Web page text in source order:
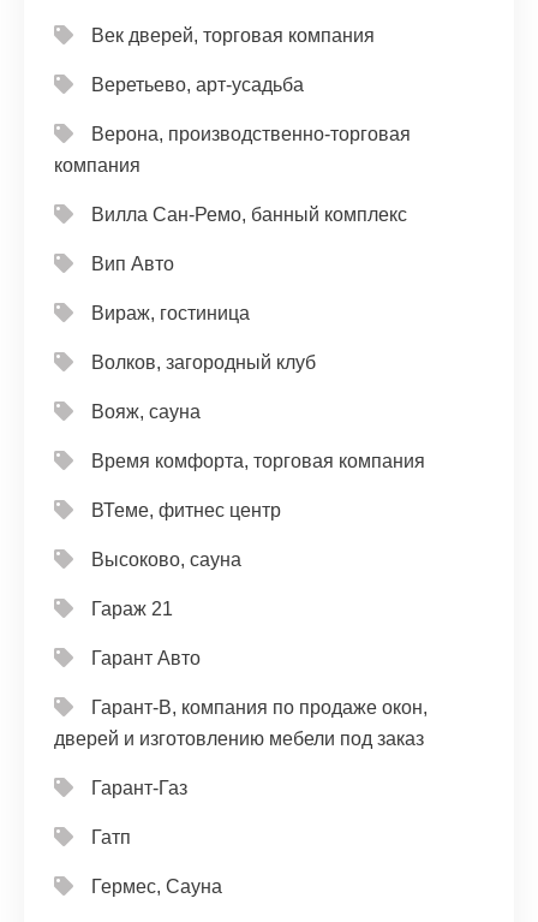
Век дверей, торговая компания
Веретьево, арт-усадьба
Верона, производственно-торговая
компания
Вилла Сан-Ремо, банный комплекс
Вип Авто
Вираж, гостиница
Волков, загородный клуб
Вояж, сауна
Время комфорта, торговая компания
ВТеме, фитнес центр
Высоково, сауна
Гараж 21
Гарант Авто
Гарант-В, компания по продаже окон,
дверей и изготовлению мебели под заказ
Гарант-Газ
Гатп
Гермес, Сауна